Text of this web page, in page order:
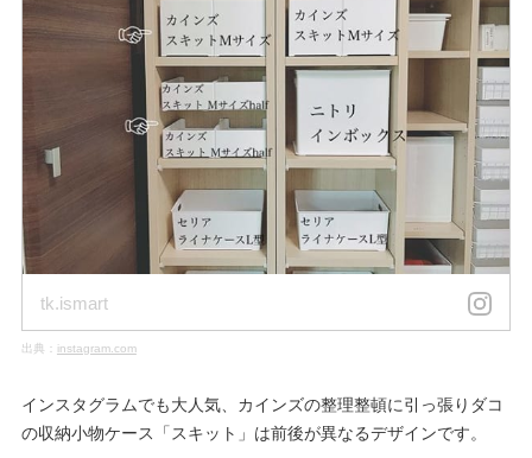
tk.ismart
出典： instagram.com
インスタグラムでも大人気、カインズの整理整頓に引っ張りダコ
の収納小物ケース「スキット」は前後が異なるデザインです。